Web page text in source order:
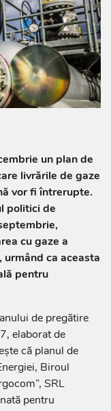
un plan de
livrările de gaze
vor fi întrerupte.
politici de
cu gaze a
ca aceasta
pentru
de pregătire
elaborat de
că planul de
Biroul
SRL
pentru